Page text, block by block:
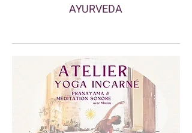
AYURVEDA